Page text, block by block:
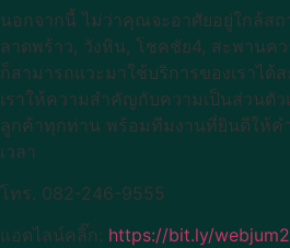
นอกจากนี้ ไม่ว่าคุณจะอาศัยอยู่ใกล้สถ
ลาดพร้าว, วังหิน, โชคชัย4, สะพานค
ก็สามารถแวะมาใช้บริการของเราไ
เราให้ความสำคัญกับความเป็นส่วนตั
ลูกค้าทุกท่าน พร้อมทีมงานที่ยินดีให้ค
เวลา
โทร. 082-246-9555
แอดไลน์คลิ๊ก: https://bit.ly/webjum2